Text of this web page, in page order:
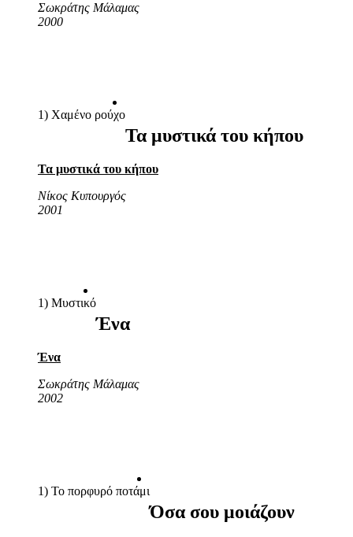
Σωκράτης Μάλαμας
2000
1) Χαμένο ρούχο
Τα μυστικά του κήπου
Τα μυστικά του κήπου
Νίκος Κυπουργός
2001
1) Μυστικό
Ένα
Ένα
Σωκράτης Μάλαμας
2002
1) Το πορφυρό ποτάμι
Όσα σου μοιάζουν